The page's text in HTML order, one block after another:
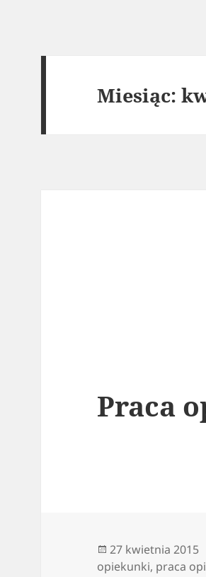
Miesiąc:
Praca
Data
publikacji
27 kwietnia 2015
opiekunki, praca